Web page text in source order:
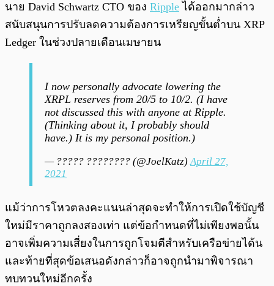
นาย David Schwartz CTO ของ Ripple ได้ออกมากล่าว
สนับสนุนการปรับลดความต้องการเหรียญขั้นต่ำบน XRP
Ledger ในช่วงปลายเดือนเมษายน
I now personally advocate lowering the
XRPL reserves from 20/5 to 10/2. (I have
not discussed this with anyone at Ripple.
(Thinking about it, I probably should
have.) It is my personal position.)
— ????? ???????? (@JoelKatz)April 27,
2021
แม้ว่าการโหวตลงคะแนนล่าสุดจะทำให้การเปิดใช้บัญชี
ใหม่มีราคาถูกลงสองเท่า แต่ข้อกำหนดที่ไม่เพียงพอนั้น
อาจเพิ่มความเสี่ยงในการถูกโจมตีสำหรับเครือข่ายได้น
และท้ายที่สุดข้อเสนอดังกล่าวก็อาจถูกนำมาพิจารณา
ทบทวนใหม่อีกครั้ง